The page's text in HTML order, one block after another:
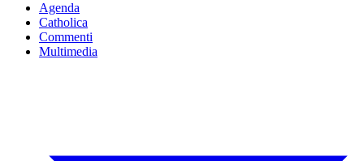
Agenda
Catholica
Commenti
Multimedia